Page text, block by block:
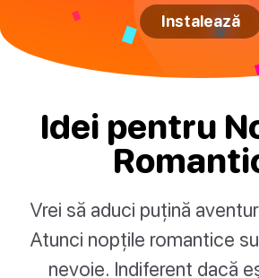
Instalează
Idei pentru
Vrei să aduci puțină
Atunci nopțile romantice
nevoie. Indiferent dacă